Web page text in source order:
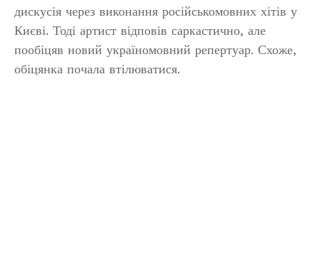
дискусія через виконання російськомовних хітів у
Києві. Тоді артист відповів саркастично, але
пообіцяв новий україномовний репертуар. Схоже,
обіцянка почала втілюватися.